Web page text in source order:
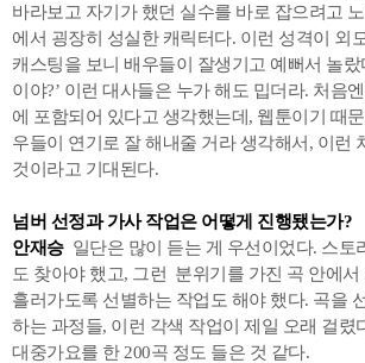
바라보고 자기가 했던 실수를 바로 잡으려고
에서 굉장히 성실한 캐릭터다. 이런 성격이 외
캐스팅을 보니 배우들이 잘생기고 예뻐서 놀랐
이야?’ 이런 대사들은 누가 해도 밉더라. 처음
에 포함되어 있다고 생각했는데, 웹툰이기 때
우들이 연기로 잘 해내줄 거라 생각해서, 이런
것이라고 기대된다.
넘버 선정과 가사 작업은 어떻게 진행됐는가?
안재승일단은 많이 듣는 게 우선이었다. 스토
도 찾아야 했고, 그런 분위기를 가진 곡 안에서
흘러가도록 선별하는 작업도 해야 했다. 곡을
하는 과정들, 이런 각색 작업이 제일 오래 걸렸
대중가요를 한 200곡 정도 들은 것 같다.